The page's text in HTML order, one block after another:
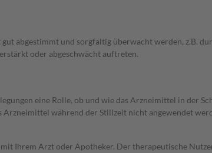
abgestimmt und sorgfältig überwacht werden, z.B.
oder abgeschwächt auftreten.
eine Rolle, ob und wie das Arzneimittel in der
Arzneimittel während der Stillzeit nicht angewendet
Ihrem Arzt oder Apotheker. Der therapeutische